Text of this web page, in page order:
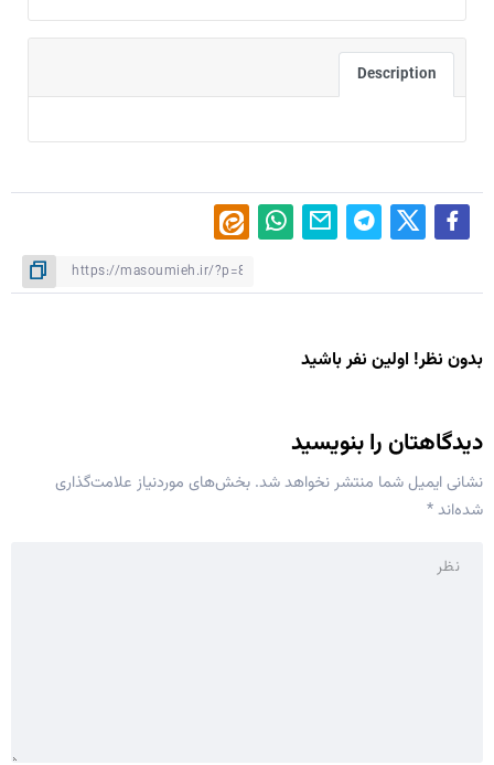
Description
بدون نظر! اولین نفر باشید
دیدگاهتان را بنویسید
نشانی ایمیل شما منتشر نخواهد شد. بخش‌های موردنیاز علامت‌گذاری
شده‌اند*